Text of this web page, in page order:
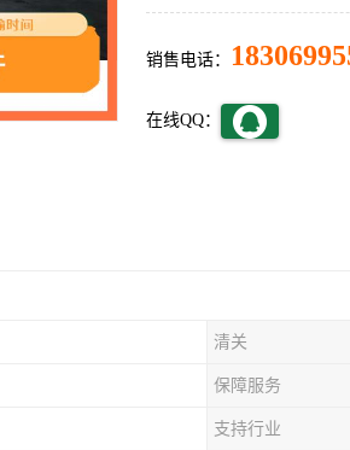
销售电话：
在线QQ：
清关
保障服务
支持行业